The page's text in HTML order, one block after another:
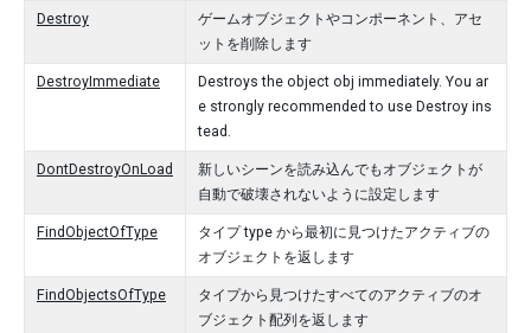
Destroy
ゲームオブジェクトやコンポーネント、アセ
ットを削除します
DestroyImmediate
Destroys the object obj immediately. You ar
e strongly recommended to use Destroy ins
tead.
DontDestroyOnLoad
新しいシーンを読み込んでもオブジェクトが
自動で破壊されないように設定します
FindObjectOfType
タイプ type から最初に見つけたアクティブの
オブジェクトを返します
FindObjectsOfType
タイプから見つけたすべてのアクティブのオ
ブジェクト配列を返します